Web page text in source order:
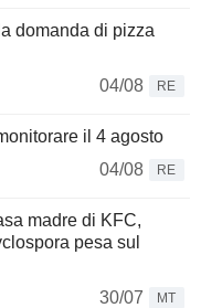
domanda di pizza
04/08
RE
il 4 agosto
04/08
RE
madre di KFC,
pesa sul
30/07
MT